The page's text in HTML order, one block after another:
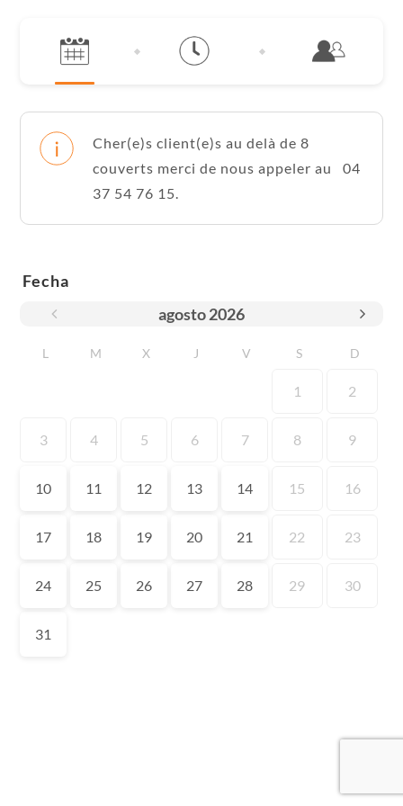
Cher(e)s client(e)s au delà de 8
couverts merci de nous appeler au 04
37 54 76 15.
Fecha
agosto2026
L M X J V S D
1 2
3 4 5 6 7 8 9
10 11 12 13 14 15 16
17 18 19 20 21 22 23
24 25 26 27 28 29 30
31